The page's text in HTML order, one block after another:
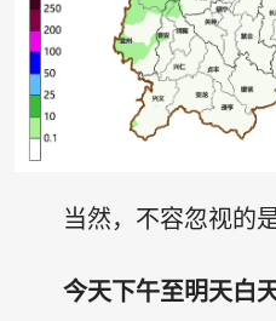
当然，不容忽视的
今天下午至明天白